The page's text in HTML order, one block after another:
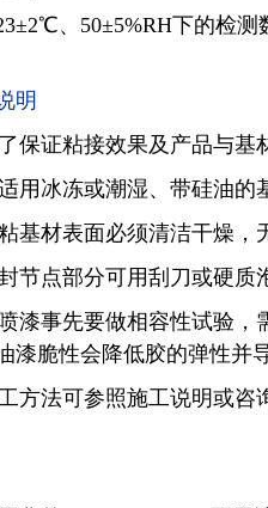
、50±5%RH下的检测
明
保证粘接效果及产品与基
用冰冻或潮湿、带硅油的
基材表面必须清洁干燥，
节点部分可用刮刀或硬质
漆事先要做相容性试验，
漆脆性会降低胶的弹性并
方法可参照施工说明或咨